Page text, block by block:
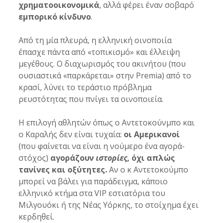
χρηματοοικονομικά, αλλά φέρει έναν σοβαρό
εμπορικό κίνδυνο.
Από τη μία πλευρά, η ελληνική οινοποιία
έπασχε πάντα από «τοπικισμό» και έλλειψη
μεγέθους. Ο διαχωρισμός του ακινήτου (που
ουσιαστικά «παρκάρεται» στην Premia) από το
κρασί, λύνει το τεράστιο πρόβλημα
ρευστότητας που πνίγει τα οινοποιεία.
Η επιλογή αθλητών όπως ο Αντετοκούνμπο και
ο Καραλής δεν είναι τυχαία: οι Αμερικανοί
(που φαίνεται να είναι η νούμερο ένα αγορά-
στόχος) αγοράζουν ιστορίες, όχι απλώς
τανίνες και οξύτητες. Αν ο κ Αντετοκούμπο
μπορεί να βάλει για παράδειγμα, κάποιο
ελληνικό κτήμα στα VIP εστιατόρια του
Μιλγουόκι ή της Νέας Υόρκης, το στοίχημα έχει
κερδηθεί.